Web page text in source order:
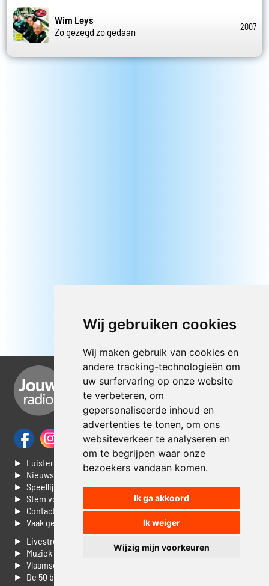
Wij gebruiken cookies
Wij maken gebruik van cookies en
andere tracking-technologieën om
uw surfervaring op onze website
te verbeteren, om
gepersonaliseerde inhoud en
advertenties te tonen, om ons
websiteverkeer te analyseren en
om te begrijpen waar onze
bezoekers vandaan komen.
Ik ga akkoord
Ik weiger
Wijzig mijn voorkeuren
Wim Leys
Zo gezegd zo gedaan
2007
► Luisteren naar Jouwradio
► Nieuws
► Speellijst
► Stem voor de Dag top 3
► Contacteer ons
► Vaak gestelde vragen
► Livestream informatie
► Muziek opzoeken
► Vlaamse 100 Aller tijden
► De 50 beste van...